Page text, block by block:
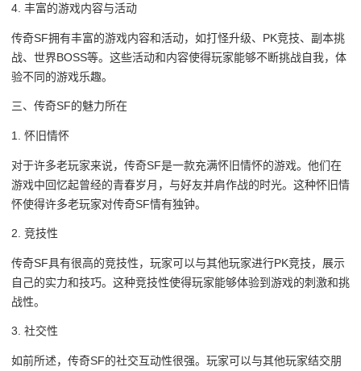
4. 丰富的游戏内容与活动
传奇SF拥有丰富的游戏内容和活动，如打怪升级、PK竞技、副本挑
战、世界BOSS等。这些活动和内容使得玩家能够不断挑战自我，体
验不同的游戏乐趣。
三、传奇SF的魅力所在
1. 怀旧情怀
对于许多老玩家来说，传奇SF是一款充满怀旧情怀的游戏。他们在
游戏中回忆起曾经的青春岁月，与好友并肩作战的时光。这种怀旧情
怀使得许多老玩家对传奇SF情有独钟。
2. 竞技性
传奇SF具有很高的竞技性，玩家可以与其他玩家进行PK竞技，展示
自己的实力和技巧。这种竞技性使得玩家能够体验到游戏的刺激和挑
战性。
3. 社交性
如前所述，传奇SF的社交互动性很强。玩家可以与其他玩家结交朋